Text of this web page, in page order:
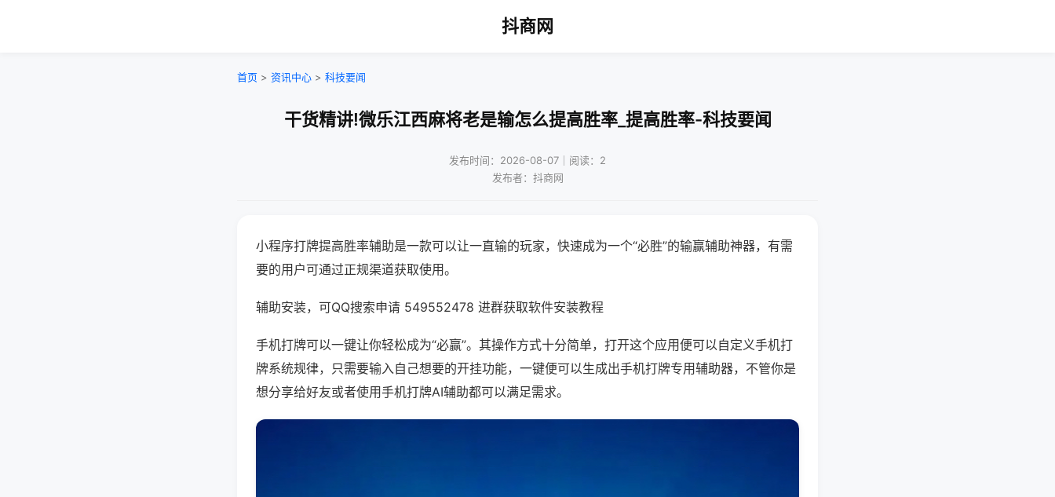
抖商网
首页 > 资讯中心 > 科技要闻
干货精讲!微乐江西麻将老是输怎么提高胜率_提高胜率-科技要闻
发布时间：2026-08-07｜阅读：2
发布者：抖商网
小程序打牌提高胜率辅助是一款可以让一直输的玩家，快速成为一个“必胜”的输赢辅助神器，有需
要的用户可通过正规渠道获取使用。
辅助安装，可QQ搜索申请 549552478 进群获取软件安装教程
手机打牌可以一键让你轻松成为“必赢”。其操作方式十分简单，打开这个应用便可以自定义手机打
牌系统规律，只需要输入自己想要的开挂功能，一键便可以生成出手机打牌专用辅助器，不管你是
想分享给好友或者使用手机打牌AI辅助都可以满足需求。